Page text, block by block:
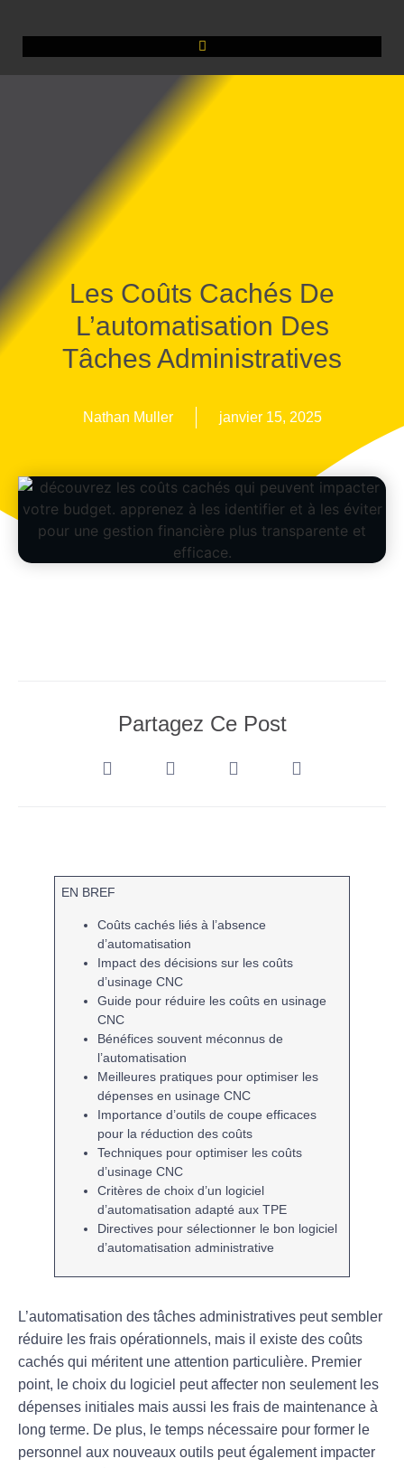
Les Coûts Cachés De
L’automatisation Des
Tâches Administratives
Nathan Muller janvier 15, 2025
Partagez Ce Post
EN BREF
Coûts cachés liés à l’absence
d’automatisation
Impact des décisions sur lescoûts
d’usinage CNC
Guide pour réduire les coûts en usinage
CNC
Bénéfices souvent méconnus de
l’automatisation
Meilleures pratiques pour optimiser les
dépenses en usinage CNC
Importance d’outils de coupe efficaces
pour la réduction des coûts
Techniques pour optimiser lescoûts
d’usinage CNC
Critères de choix d’un logiciel
d’automatisation adapté aux TPE
Directives pour sélectionner le bon logiciel
d’automatisation administrative
L’automatisation des tâches administratives peut sembler
réduire les frais opérationnels, mais il existe des coûts
cachés qui méritent une attention particulière. Premier
point, le choix du logiciel peut affecter non seulement les
dépenses initiales mais aussi les frais de maintenance à
long terme. De plus, le temps nécessaire pour former le
personnel aux nouveaux outils peut également impacter